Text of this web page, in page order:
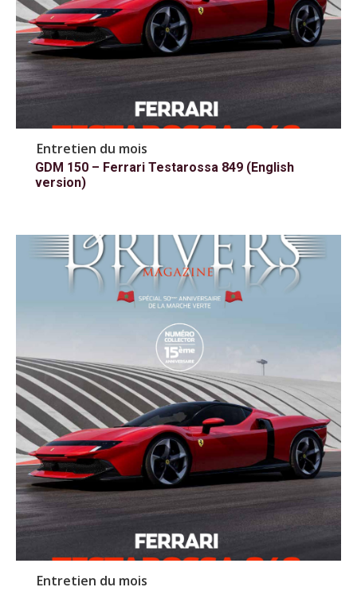
Entretien du mois
GDM 150 – Ferrari Testarossa 849 (English
version)
Entretien du mois